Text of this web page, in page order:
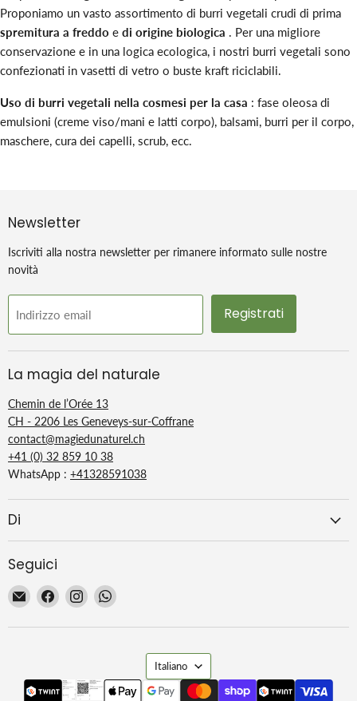
Proponiamo un vasto assortimento di burri vegetali crudi di prima
spremitura a freddo e di origine biologica . Per una migliore
conservazione e in una logica ecologica, i nostri burri vegetali sono
confezionati in vasetti di vetro o buste kraft riciclabili.
Uso di burri vegetali nella cosmesi per la casa : fase oleosa di
emulsioni (creme viso/mani e latti corpo), balsami, burri per il corpo,
maschere, cura dei capelli, scrub, ecc.
Newsletter
Iscriviti alla nostra newsletter per rimanere informato sulle nostre
novità
Indirizzo email Registrati
La magia del naturale
Chemin de l’Orée 13
CH - 2206 Les Geneveys-sur-Coffrane
contact@magiedunaturel.ch
+41 (0) 32 859 10 38
WhatsApp : +41328591038
Di
Seguici
Email
Magie
Trovaci
Facebook
Trovaci
Instagram
Trovaci
WhatsApp
Lingua
Italiano